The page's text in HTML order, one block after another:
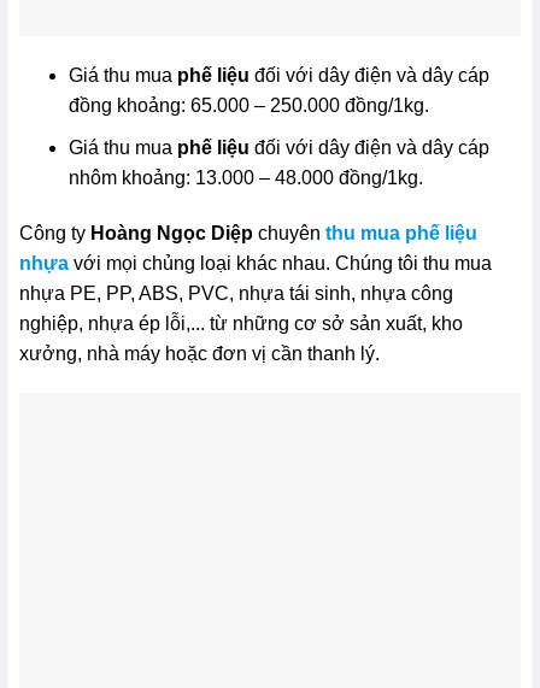
Giá thu mua phế liệu đối với dây điện và dây cáp
đồng khoảng: 65.000 – 250.000 đồng/1kg.
Giá thu mua phế liệu đối với dây điện và dây cáp
nhôm khoảng: 13.000 – 48.000 đồng/1kg.
Công ty Hoàng Ngọc Diệpchuyên thu mua phế liệu
nhựavới mọi chủng loại khác nhau. Chúng tôi thu mua
nhựa PE, PP, ABS, PVC, nhựa tái sinh, nhựa công
nghiệp, nhựa ép lỗi,... từ những cơ sở sản xuất, kho
xưởng, nhà máy hoặc đơn vị cần thanh lý.